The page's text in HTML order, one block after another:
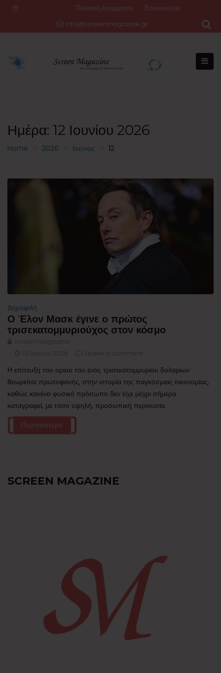
Πολιτική Απορρήτου
Επικοινωνία
info@screenmagazine.gr
Ημέρα: 12 Ιουνίου 2026
Home 2026 Ιούνιος 12
Δημοφιλή
Ο Έλον Μασκ έγινε ο πρώτος
τρισεκατομμυριούχος στον κόσμο
Η επίτευξη του ορίου του ενός τρισεκατομμυρίου δολαρίων
θεωρείται πρωτοφανής, στην ιστορία της παγκόσμιας οικονομίας,
καθώς κανένα φυσικό πρόσωπο δεν είχε μέχρι σήμερα
καταγραφεί, με τόσο υψηλή, προσωπική περιουσία.
Περισσότερα
SCREEN MAGAZINE